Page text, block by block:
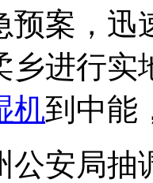
预案，迅
乡进行实
机到中能
公安局抽